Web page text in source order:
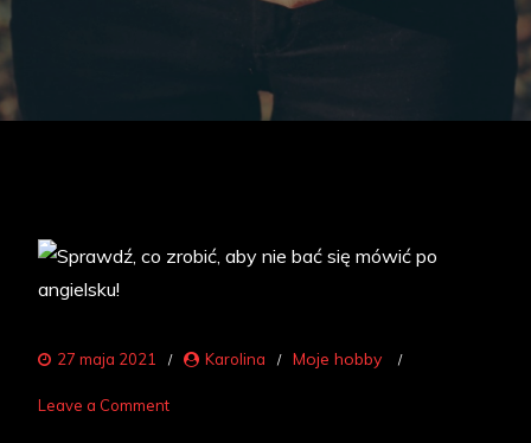
27 maja 2021 Karolina Moje hobby
Leave a Commenton